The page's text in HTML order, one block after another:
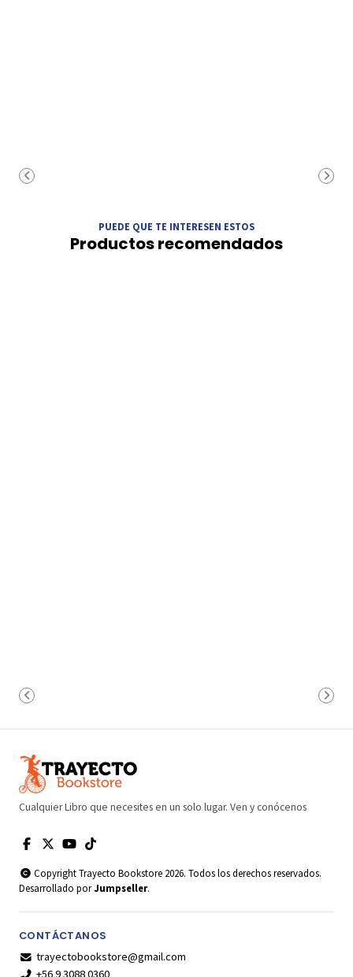
PUEDE QUE TE INTERESEN ESTOS
Productos recomendados
Cualquier Libro que necesites en un solo lugar. Ven y conócenos
Copyright Trayecto Bookstore 2026. Todos los derechos reservados.
Desarrollado porJumpseller.
CONTÁCTANOS
trayectobookstore@gmail.com
+56 9 3088 0360